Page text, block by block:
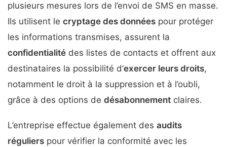
plusieurs mesures lors de l’envoi de SMS en masse.
Ils utilisent le cryptage des données pour protéger
les informations transmises, assurent la
confidentialité des listes de contacts et offrent aux
destinataires la possibilité d’exercer leurs droits,
notamment le droit à la suppression et à l’oubli,
grâce à des options de désabonnement claires.
L’entreprise effectue également des audits
réguliers pour vérifier la conformité avec les